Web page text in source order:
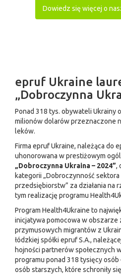
Dowiedz się więcej o
epruf Ukraine
„Dobroczynna
Ponad 318 tys. obywateli Ukrainy
milionów dolarów przeznaczone
leków.
Firma epruf Ukraine, należąca do
uhonorowana w prestiżowym
„Dobroczynna Ukraina – 2024”,
kategorii „Dobroczynność sektora
przedsiębiorstw” za działania na
tym realizację programu
Program Health4Ukraine to
inicjatywa pomocowa w obszarze
przymusowych migrantów z
łódzkiej spółki epruf S.A.,
hojności partnerów społecznych
programu ponad 318 tysięcy osób
osób starszych, które schroniły